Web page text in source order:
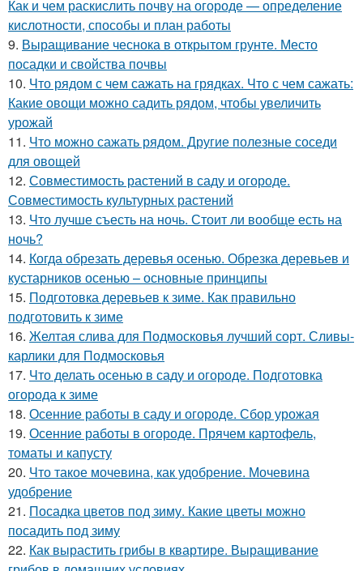
Как и чем раскислить почву на огороде — определение
кислотности, способы и план работы
9. Выращивание чеснока в открытом грунте. Место
посадки и свойства почвы
10. Что рядом с чем сажать на грядках. Что с чем сажать:
Какие овощи можно садить рядом, чтобы увеличить
урожай
11. Что можно сажать рядом. Другие полезные соседи
для овощей
12. Совместимость растений в саду и огороде.
Совместимость культурных растений
13. Что лучше съесть на ночь. Стоит ли вообще есть на
ночь?
14. Когда обрезать деревья осенью. Обрезка деревьев и
кустарников осенью – основные принципы
15. Подготовка деревьев к зиме. Как правильно
подготовить к зиме
16. Желтая слива для Подмосковья лучший сорт. Сливы-
карлики для Подмосковья
17. Что делать осенью в саду и огороде. Подготовка
огорода к зиме
18. Осенние работы в саду и огороде. Сбор урожая
19. Осенние работы в огороде. Прячем картофель,
томаты и капусту
20. Что такое мочевина, как удобрение. Мочевина
удобрение
21. Посадка цветов под зиму. Какие цветы можно
посадить под зиму
22. Как вырастить грибы в квартире. Выращивание